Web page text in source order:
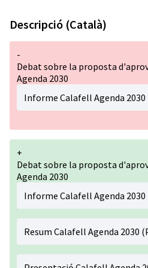
Descripció (Català)
-
Debat sobre la proposta
Agenda 2030
Informe Calafell Agenda 2030
+
Debat sobre la proposta
Agenda 2030
Informe Calafell Agenda 2030
Resum Calafell Agenda 2030